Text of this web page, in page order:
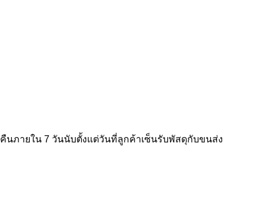
ภายใน 7 วันนับตั้งแต่วันที่ลูกค้าเซ็นรับพัสดุกับขนส่ง